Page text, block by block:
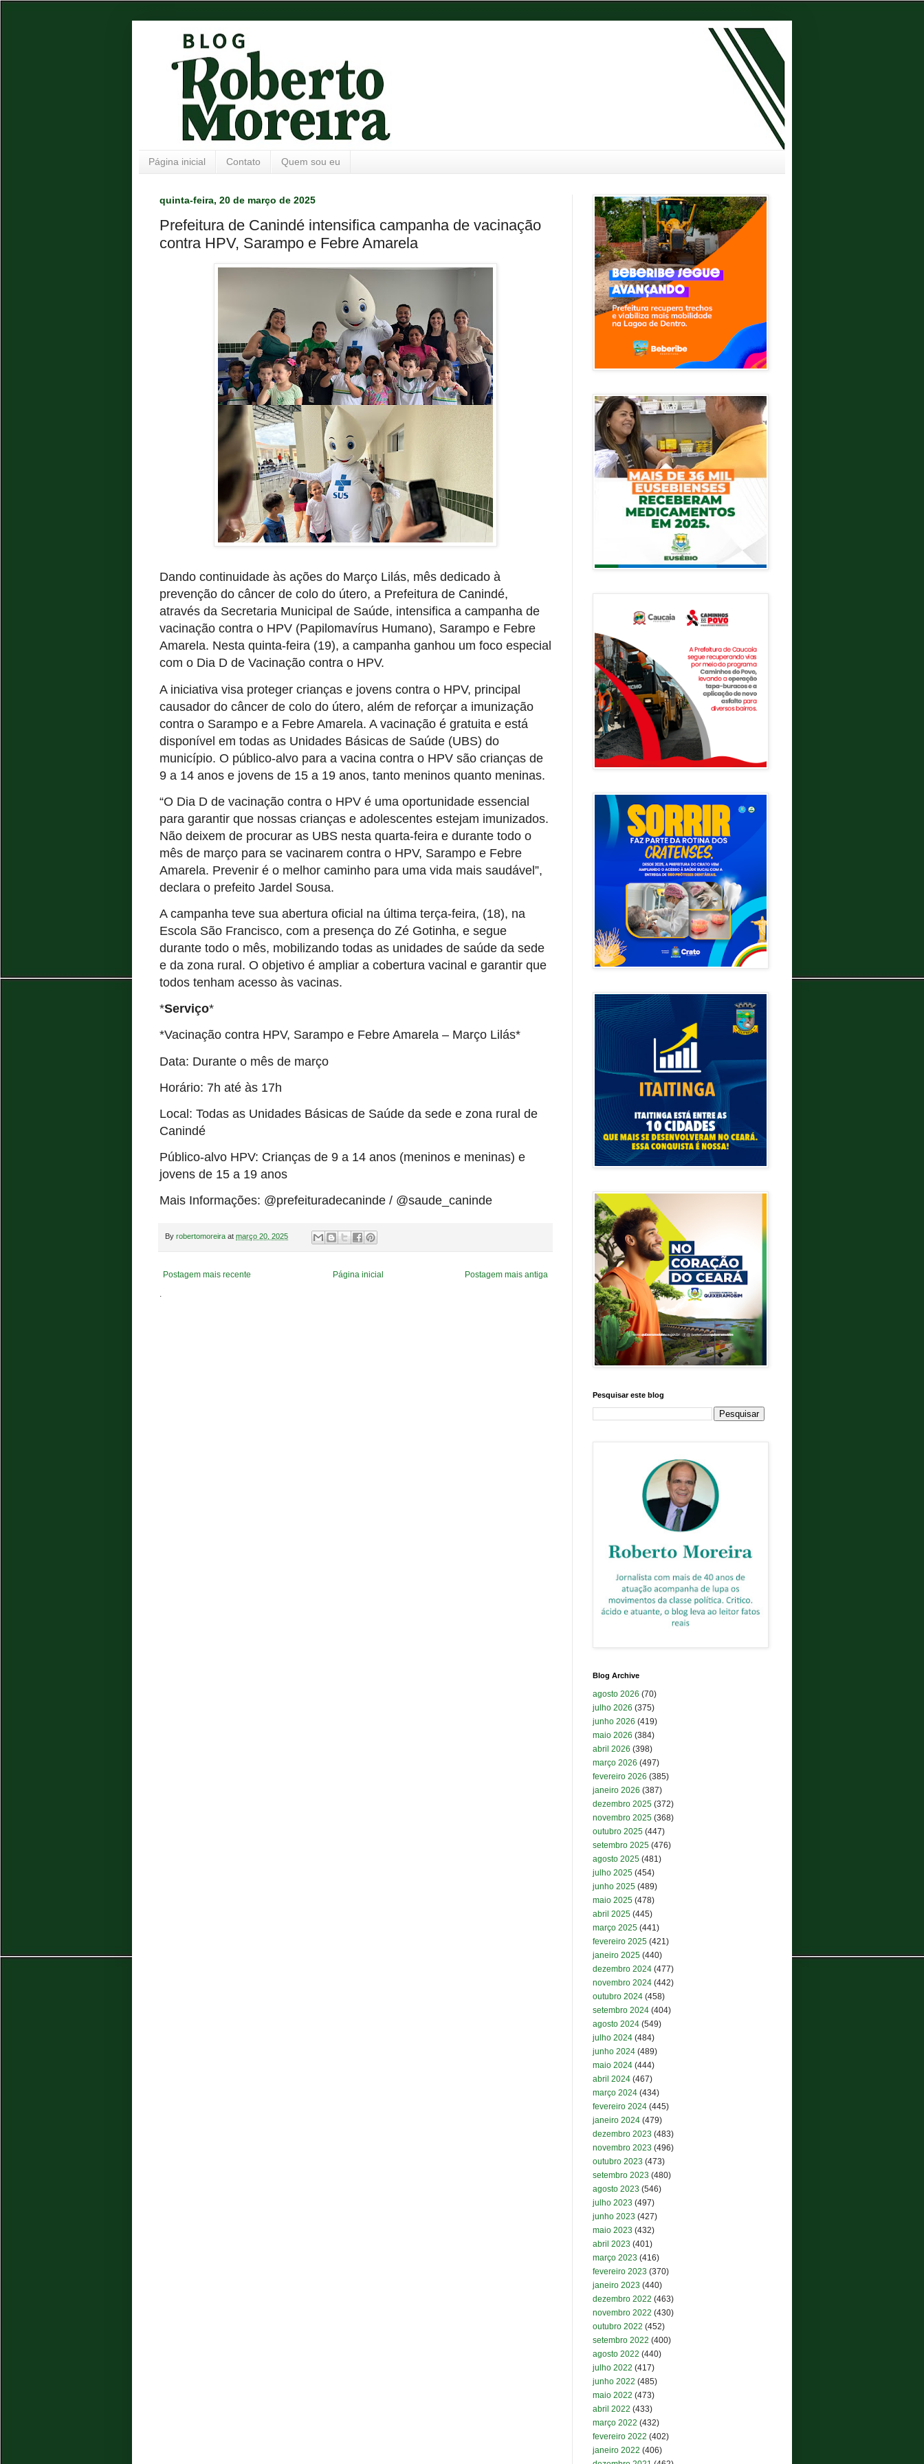
Página inicial Contato Quem sou eu
quinta-feira, 20 de março de 2025
Prefeitura de Canindé intensifica campanha de vacinação
contra HPV, Sarampo e Febre Amarela
Dando continuidade às ações do Março Lilás, mês dedicado à
prevenção do câncer de colo do útero, a Prefeitura de Canindé,
através da Secretaria Municipal de Saúde, intensifica a campanha de
vacinação contra o HPV (Papilomavírus Humano), Sarampo e Febre
Amarela. Nesta quinta-feira (19), a campanha ganhou um foco especial
com o Dia D de Vacinação contra o HPV.
A iniciativa visa proteger crianças e jovens contra o HPV, principal
causador do câncer de colo do útero, além de reforçar a imunização
contra o Sarampo e a Febre Amarela. A vacinação é gratuita e está
disponível em todas as Unidades Básicas de Saúde (UBS) do
município. O público-alvo para a vacina contra o HPV são crianças de
9 a 14 anos e jovens de 15 a 19 anos, tanto meninos quanto meninas.
“O Dia D de vacinação contra o HPV é uma oportunidade essencial
para garantir que nossas crianças e adolescentes estejam imunizados.
Não deixem de procurar as UBS nesta quarta-feira e durante todo o
mês de março para se vacinarem contra o HPV, Sarampo e Febre
Amarela. Prevenir é o melhor caminho para uma vida mais saudável”,
declara o prefeito Jardel Sousa.
A campanha teve sua abertura oficial na última terça-feira, (18), na
Escola São Francisco, com a presença do Zé Gotinha, e segue
durante todo o mês, mobilizando todas as unidades de saúde da sede
e da zona rural. O objetivo é ampliar a cobertura vacinal e garantir que
todos tenham acesso às vacinas.
*Serviço*
*Vacinação contra HPV, Sarampo e Febre Amarela – Março Lilás*
Data: Durante o mês de março
Horário: 7h até às 17h
Local: Todas as Unidades Básicas de Saúde da sede e zona rural de
Canindé
Público-alvo HPV: Crianças de 9 a 14 anos (meninos e meninas) e
jovens de 15 a 19 anos
Mais Informações: @prefeituradecaninde / @saude_caninde
By robertomoreira at março 20, 2025
Postagem mais recente Postagem mais antiga
Página inicial
Pesquisar este blog
Blog Archive
agosto 2026 (70)
julho 2026 (375)
junho 2026 (419)
maio 2026 (384)
abril 2026 (398)
março 2026 (497)
fevereiro 2026 (385)
janeiro 2026 (387)
dezembro 2025 (372)
novembro 2025 (368)
outubro 2025 (447)
setembro 2025 (476)
agosto 2025 (481)
julho 2025 (454)
junho 2025 (489)
maio 2025 (478)
abril 2025 (445)
março 2025 (441)
fevereiro 2025 (421)
janeiro 2025 (440)
dezembro 2024 (477)
novembro 2024 (442)
outubro 2024 (458)
setembro 2024 (404)
agosto 2024 (549)
julho 2024 (484)
junho 2024 (489)
maio 2024 (444)
abril 2024 (467)
março 2024 (434)
fevereiro 2024 (445)
janeiro 2024 (479)
dezembro 2023 (483)
novembro 2023 (496)
outubro 2023 (473)
setembro 2023 (480)
agosto 2023 (546)
julho 2023 (497)
junho 2023 (427)
maio 2023 (432)
abril 2023 (401)
março 2023 (416)
fevereiro 2023 (370)
janeiro 2023 (440)
dezembro 2022 (463)
novembro 2022 (430)
outubro 2022 (452)
setembro 2022 (400)
agosto 2022 (440)
julho 2022 (417)
junho 2022 (485)
maio 2022 (473)
abril 2022 (433)
março 2022 (432)
fevereiro 2022 (402)
janeiro 2022 (406)